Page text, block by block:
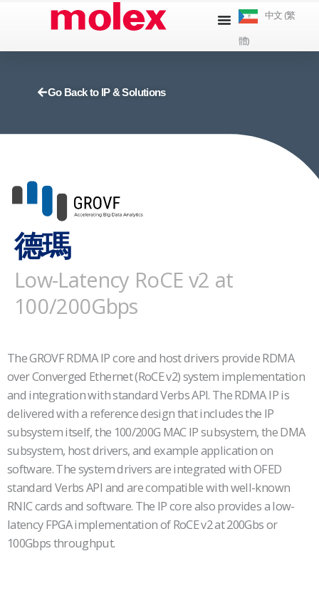
中文 (繁
體)
Go Back to IP & Solutions
德瑪
Low-Latency RoCE v2 at
100/200Gbps
The GROVF RDMA IP core and host drivers provide RDMA
over Converged Ethernet (RoCE v2) system implementation
and integration with standardVerbs API. The RDMA IP is
delivered with a reference design that includes the IP
subsystem itself, the 100/200G MAC IP subsystem, the DMA
subsystem, hostdrivers, and example application on
software. The system drivers are integratedwith OFED
standard Verbs API and are compatible with well-known
RNIC cardsand software. The IP core also provides a low-
latency FPGA implementation ofRoCE v2 at 200Gbs or
100Gbps throughput.